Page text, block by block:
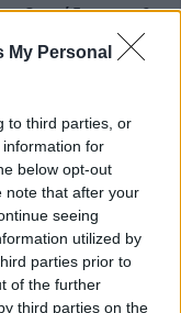
My Personal
to third parties, or
for
below opt-out
note that after your
seeing
utilized by
parties prior to
of the further
third parties on the
βιομάζας που θα
κατά